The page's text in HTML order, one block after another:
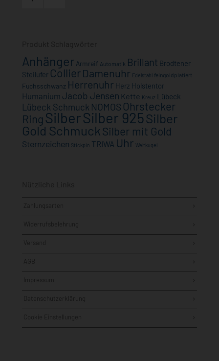
Anhänger Armreif Automatik Brillant Brodtener
Steilufer CollierDamenuhr Edelstahl feingoldplatiert
Fuchsschwanz Herrenuhr Herz Holstentor
Humanium Jacob Jensen Kette Kreuz Lübeck
Lübeck Schmuck NOMOS Ohrstecker
Ring SilberSilber 925Silber
Gold Schmuck Silber mit Gold
Sternzeichen Stickpin TRIWA Uhr Weltkugel